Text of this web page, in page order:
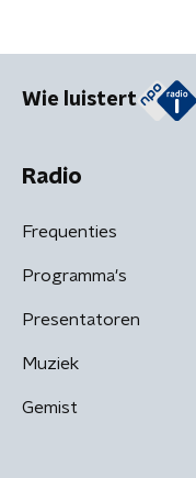
Wie luistert
Radio
Frequenties
Programma's
Presentatoren
Muziek
Gemist